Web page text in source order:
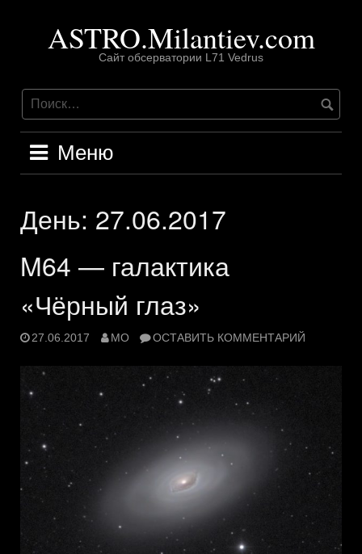
содержимомуASTRO.Milantiev.com
Сайт обсерватории L71 Vedrus
Меню
День: 27.06.2017
M64 — галактика
«Чёрный глаз»
27.06.2017 MO ОСТАВИТЬ КОММЕНТАРИЙ